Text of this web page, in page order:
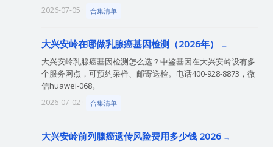
2026-07-05 · 合集清单
大兴安岭在哪做乳腺癌基因检测（2026年）
大兴安岭乳腺癌基因检测怎么选？中鉴基因在大兴安岭设有多
个服务网点，可预约采样、邮寄送检。电话400-928-8873，微
信huawei-068。
2026-07-02 · 合集清单
大兴安岭前列腺癌遗传风险费用多少钱 2026